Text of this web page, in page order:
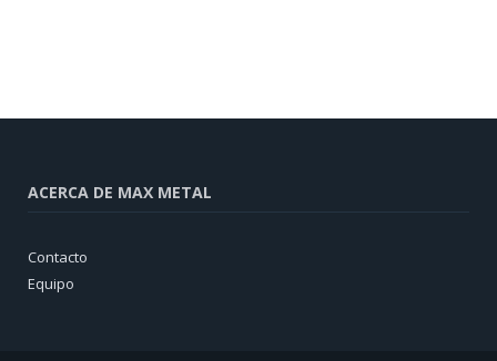
ACERCA DE MAX METAL
Contacto
Equipo